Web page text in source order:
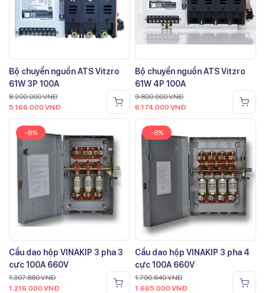
Bộ chuyển nguồn ATS Vitzro
61W 3P 100A
8.200.000VNĐ
5.166.000 VNĐ
Bộ chuyển nguồn ATS Vitzro
61W 4P 100A
9.800.000VNĐ
6.174.000 VNĐ
-8%
Cầu dao hộp VINAKIP 3 pha 3
cực 100A 660V
1.307.880VNĐ
1.216.000 VNĐ
-8%
Cầu dao hộp VINAKIP 3 pha 4
cực 100A 660V
1.790.640VNĐ
1.665.000 VNĐ